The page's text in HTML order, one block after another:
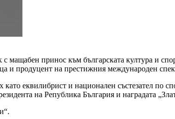
мащабен принос към българската култура и
и продуцент на престижния международен
като еквилибрист и национален състезател
на Република България и наградата